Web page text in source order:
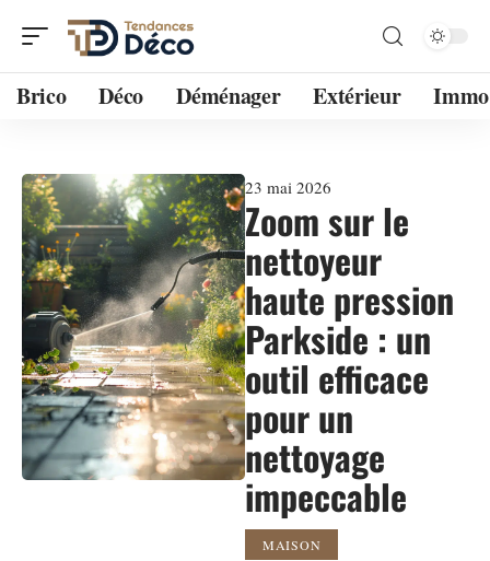
Brico Déco Déménager Extérieur Immo
23 mai 2026
Zoom sur le
nettoyeur
haute pression
Parkside : un
outil efficace
pour un
nettoyage
impeccable
MAISON